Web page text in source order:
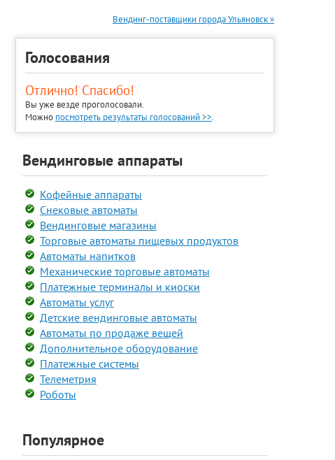
Вендинг-поставщики города Ульяновск »
Голосования
Отлично! Спасибо!
Вы уже везде проголосовали.
Можно посмотреть результаты голосований >>.
Вендинговые аппараты
Кофейные аппараты
Снековые автоматы
Вендинговые магазины
Торговые автоматы пищевых продуктов
Автоматы напитков
Механические торговые автоматы
Платежные терминалы и киоски
Автоматы услуг
Детские вендинговые автоматы
Автоматы по продаже вещей
Дополнительное оборудование
Платежные системы
Телеметрия
Роботы
Популярное